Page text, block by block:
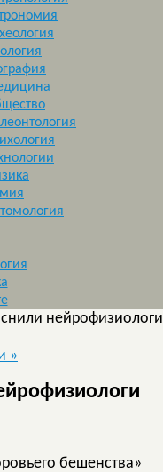
нейрофизиологи
»
бешенства»